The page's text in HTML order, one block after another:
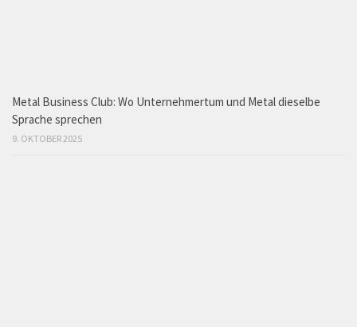
Metal Business Club: Wo Unternehmertum und Metal dieselbe
Sprache sprechen
9. OKTOBER 2025